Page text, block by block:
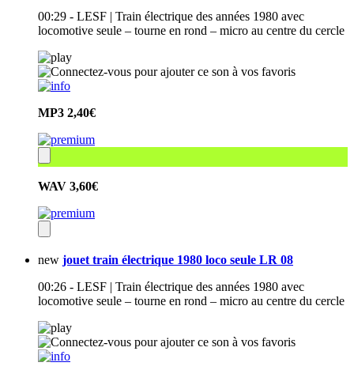
00:29 - LESF | Train électrique des années 1980 avec
locomotive seule – tourne en rond – micro au centre du cercle
MP3 2,40€
WAV 3,60€
new jouet train électrique 1980 loco seule LR 08
00:26 - LESF | Train électrique des années 1980 avec
locomotive seule – tourne en rond – micro au centre du cercle